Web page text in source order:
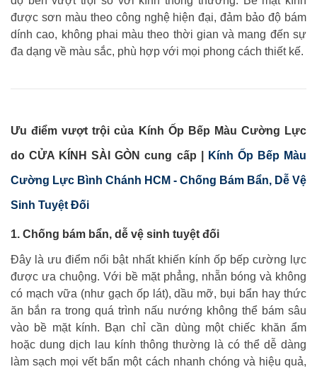
được sơn màu theo công nghệ hiện đại, đảm bảo độ bám
dính cao, không phai màu theo thời gian và mang đến sự
đa dạng về màu sắc, phù hợp với mọi phong cách thiết kế.
Ưu điểm vượt trội của Kính Ốp Bếp Màu Cường Lực
do CỬA KÍNH SÀI GÒN cung cấp | Kính Ốp Bếp Màu
Cường Lực Bình Chánh HCM - Chống Bám Bẩn, Dễ Vệ
Sinh Tuyệt Đối
1. Chống bám bẩn, dễ vệ sinh tuyệt đối
Đây là ưu điểm nổi bật nhất khiến kính ốp bếp cường lực
được ưa chuộng. Với bề mặt phẳng, nhẵn bóng và không
có mạch vữa (như gạch ốp lát), dầu mỡ, bụi bẩn hay thức
ăn bắn ra trong quá trình nấu nướng không thể bám sâu
vào bề mặt kính. Bạn chỉ cần dùng một chiếc khăn ẩm
hoặc dung dịch lau kính thông thường là có thể dễ dàng
làm sạch mọi vết bẩn một cách nhanh chóng và hiệu quả,